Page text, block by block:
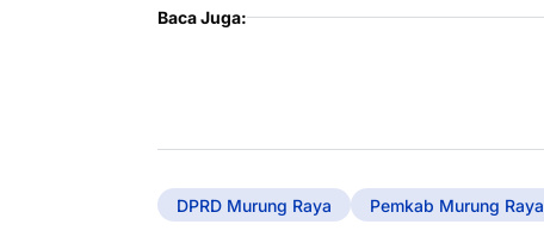
Baca Juga:
DPRD Murung Raya Pemkab Murung Raya